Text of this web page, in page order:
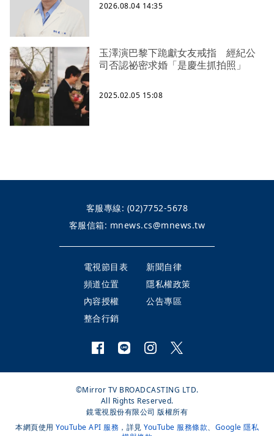
2026.08.04 14:35
玉澤演巴黎下跪獻女友戒指 經紀公
司否認祕密求婚「是慶生抓拍照」
2025.02.05 15:08
客服專線: (02)7752-5678
客服信箱: mnews.cs@mnews.tw
電視節目表
新聞自律
頻道位置
隱私權政策
內容授權
公告專區
整合行銷
©Mirror TV BROADCASTING LTD.
All Rights Reserved.
鏡電視股份有限公司 版權所有
本網頁使用 YouTube API 服務 ，詳見 YouTube 服務條款、 Google 隱私